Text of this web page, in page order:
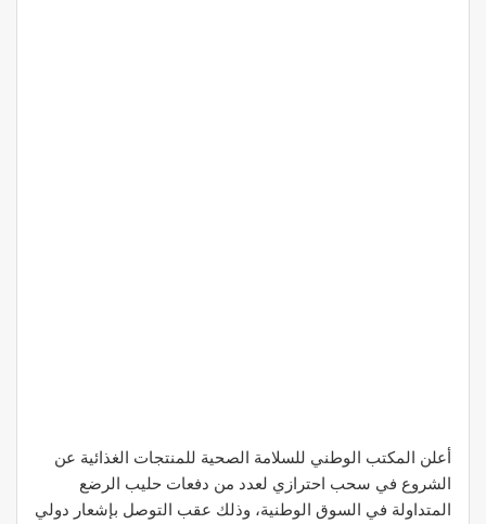
أعلن المكتب الوطني للسلامة الصحية للمنتجات الغذائية عن
الشروع في سحب احترازي لعدد من دفعات حليب الرضع
المتداولة في السوق الوطنية، وذلك عقب التوصل بإشعار دولي